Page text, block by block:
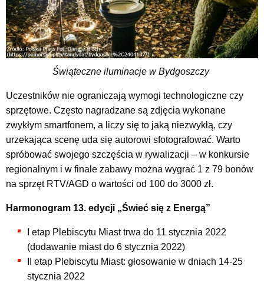
Świąteczne iluminacje w Bydgoszczy
Uczestników nie ograniczają wymogi technologiczne czy
sprzętowe. Często nagradzane są zdjęcia wykonane
zwykłym smartfonem, a liczy się to jaką niezwykłą, czy
urzekająca scenę uda się autorowi sfotografować. Warto
spróbować swojego szczęścia w rywalizacji – w konkursie
regionalnym i w finale zabawy można wygrać 1 z 79 bonów
na sprzęt RTV/AGD o wartości od 100 do 3000 zł.
Harmonogram 13. edycji „Świeć się z Energą”
I etap Plebiscytu Miast trwa do 11 stycznia 2022
(dodawanie miast do 6 stycznia 2022)
II etap Plebiscytu Miast: głosowanie w dniach 14-25
stycznia 2022